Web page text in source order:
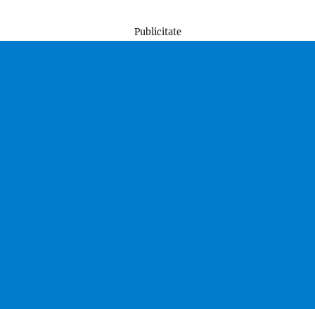
Publicitate